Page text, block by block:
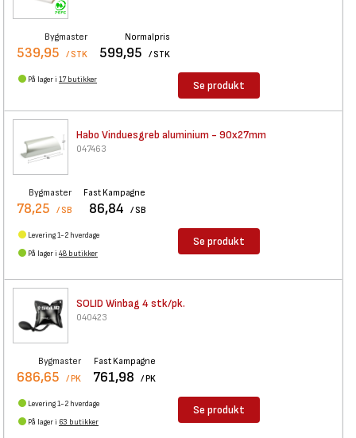
Bygmaster
539,95 / STK
Normalpris
599,95 / STK
På lager i 17 butikker Se produkt
Habo Vinduesgreb aluminium - 90x27mm
047463
Bygmaster
78,25 / SB
Fast Kampagne
86,84 / SB
Levering 1-2 hverdage
På lager i 48 butikker
Se produkt
SOLID Winbag 4 stk/pk.
040423
Bygmaster
686,65 / PK
Fast Kampagne
761,98 / PK
Levering 1-2 hverdage
På lager i 63 butikker
Se produkt